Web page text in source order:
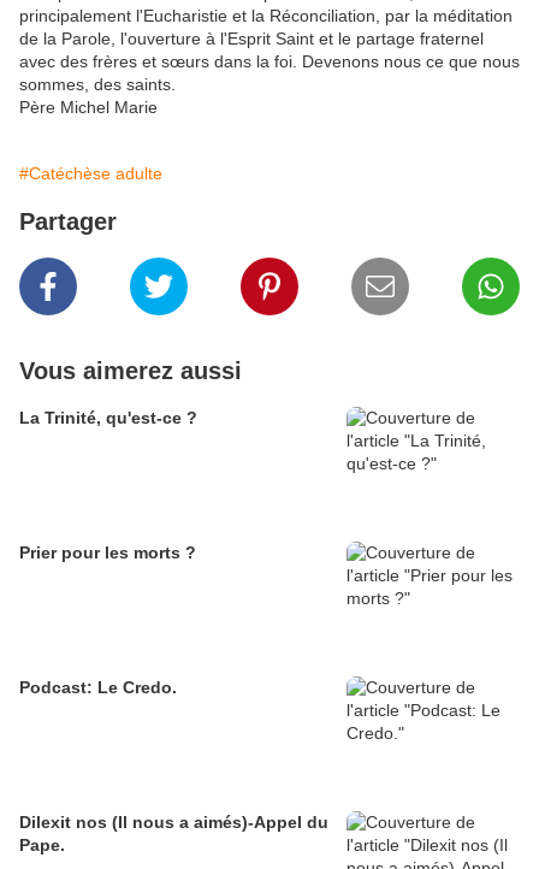
principalement l'Eucharistie et la Réconciliation, par la méditation
de la Parole, l'ouverture à l'Esprit Saint et le partage fraternel
avec des frères et sœurs dans la foi. Devenons nous ce que nous
sommes, des saints.
Père Michel Marie
#Catéchèse adulte
Partager
Vous aimerez aussi
La Trinité, qu'est-ce ?
Prier pour les morts ?
Podcast: Le Credo.
Dilexit nos (Il nous a aimés)-Appel du
Pape.